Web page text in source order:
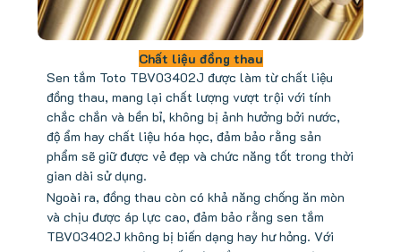
Chất liệu đồng thau
Sen tắm Toto TBV03402J được làm từ chất liệu
đồng thau, mang lại chất lượng vượt trội với tính
chắc chắn và bền bỉ, không bị ảnh hưởng bởi nước,
độ ẩm hay chất liệu hóa học, đảm bảo rằng sản
phẩm sẽ giữ được vẻ đẹp và chức năng tốt trong thời
gian dài sử dụng.
Ngoài ra, đồng thau còn có khả năng chống ăn mòn
và chịu được áp lực cao, đảm bảo rằng sen tắm
TBV03402J không bị biến dạng hay hư hỏng. Với